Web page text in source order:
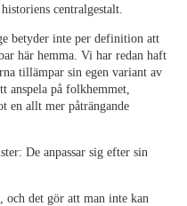
centralgestalt.
betyder inte per definition att
här hemma. Vi har redan haft
tillämpar sin egen variant av
anspela på folkhemmet,
en allt mer påträngande
De anpassar sig efter sin
och det gör att man inte kan